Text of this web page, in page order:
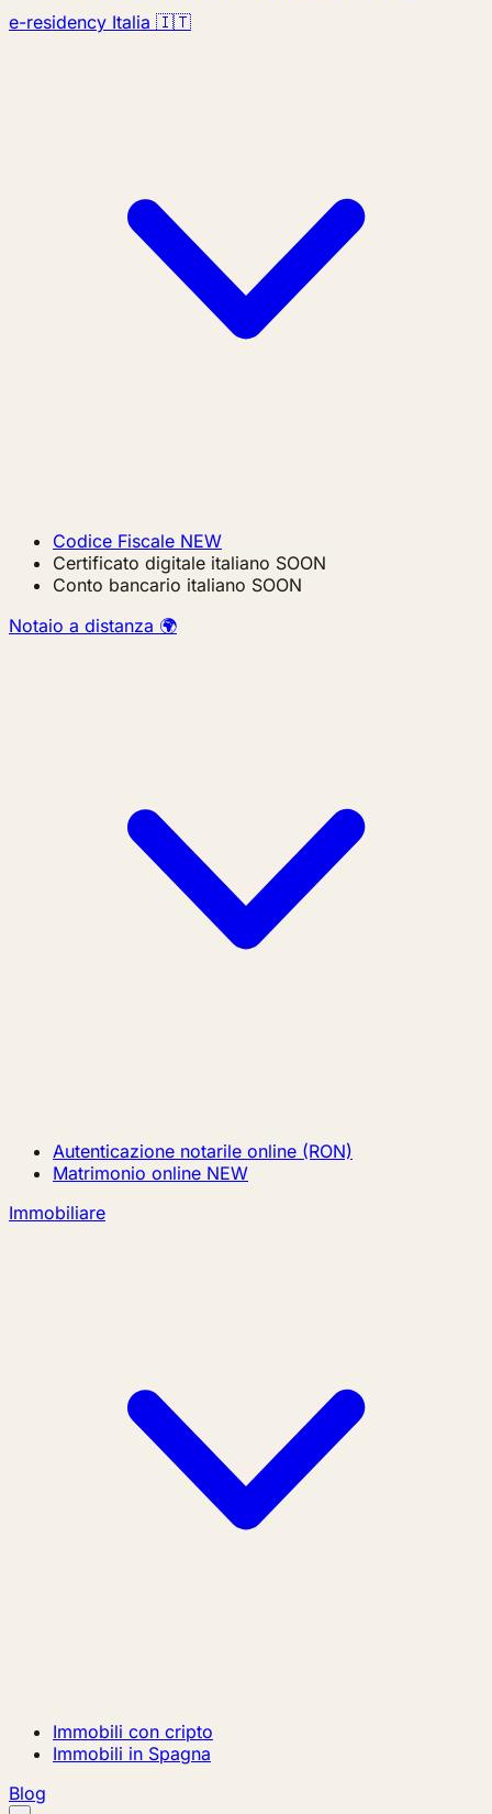
e-residency Italia 🇮🇹
Codice Fiscale NEW
Certificato digitale italiano SOON
Conto bancario italiano SOON
Notaio a distanza 🌍
Autenticazione notarile online (RON)
Matrimonio online NEW
Immobiliare
Immobili con cripto
Immobili in Spagna
Blog